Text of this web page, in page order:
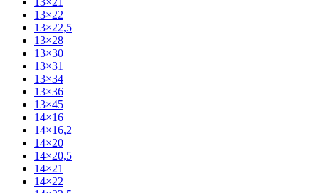
13×22
13×22,5
13×28
13×30
13×31
13×34
13×36
13×45
14×16
14×16,2
14×20
14×20,5
14×21
14×22